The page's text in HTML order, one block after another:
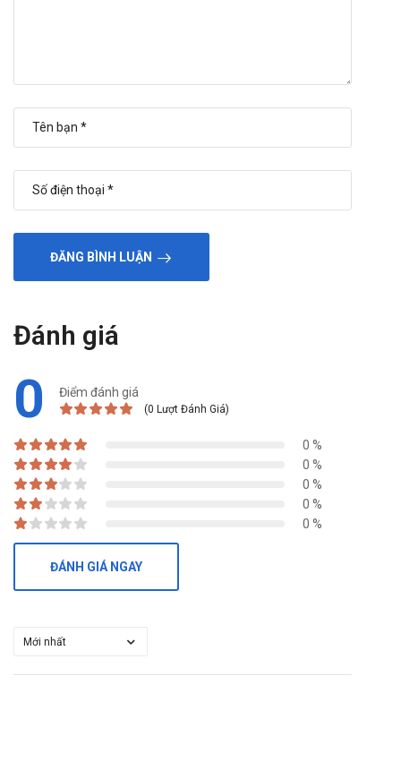
ĐĂNG BÌNH LUẬN
Đánh giá
0 Điểm đánh giá
(0 Lượt Đánh Giá)
0 %
0 %
0 %
0 %
0 %
ĐÁNH GIÁ NGAY